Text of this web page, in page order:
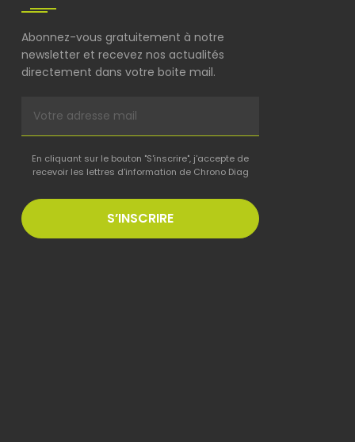
Abonnez-vous gratuitement à notre
newsletter et recevez nos actualités
directement dans votre boite mail.
En cliquant sur le bouton "S'inscrire", j'accepte de
recevoir les lettres d'information de Chrono Diag
S’INSCRIRE